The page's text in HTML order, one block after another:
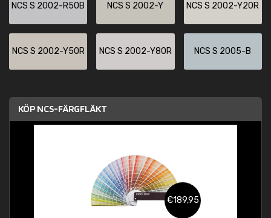
NCS S 2002-R50B NCS S 2002-Y NCS S 2002-Y20R
NCS S 2002-Y50R NCS S 2002-Y80R NCS S 2005-B
KÖP NCS-FÄRGFLÄKT
€189,95